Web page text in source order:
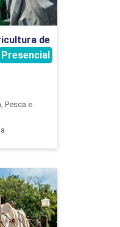
de
Presencial
Pesca e
Zootecnia
curso